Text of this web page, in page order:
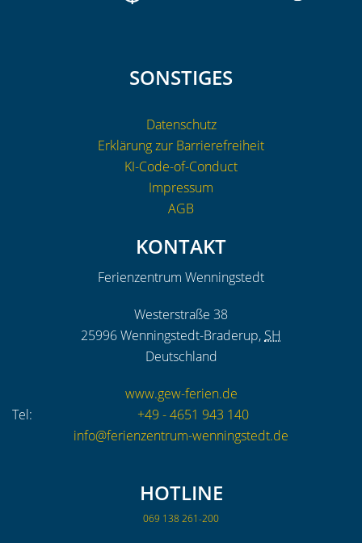
SONSTIGES
Datenschutz
Erklärung zur Barrierefreiheit
KI-Code-of-Conduct
Impressum
AGB
KONTAKT
Ferienzentrum Wenningstedt
Westerstraße 38
25996Wenningstedt-Braderup, SH
Deutschland
www.gew-ferien.de
Tel:
+49 - 4651 943 140
info@ferienzentrum-wenningstedt.de
HOTLINE
069 138 261-200